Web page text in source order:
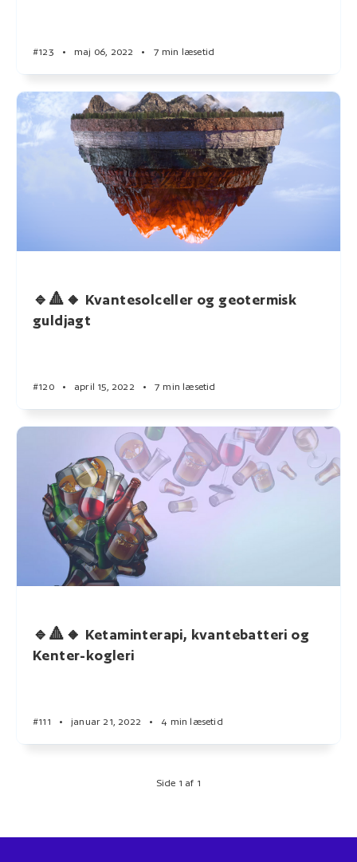
#123 • maj 06, 2022 • 7 min læsetid
🔹🔺🔸 Kvantesolceller og geotermisk
guldjagt
#120 • april 15, 2022 • 7 min læsetid
🔹🔺🔸 Ketaminterapi, kvantebatteri og
Kenter-kogleri
#111 • januar 21, 2022 • 4 min læsetid
Side 1 af 1